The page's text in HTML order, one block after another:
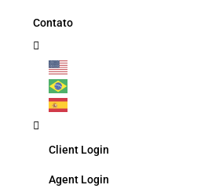
Contato
Client Login
Agent Login